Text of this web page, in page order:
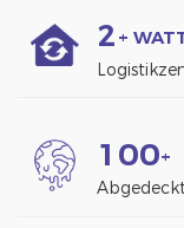
2 +
1 00+